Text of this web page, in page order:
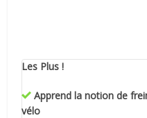
Les Plus !
Apprend la notion de
vélo